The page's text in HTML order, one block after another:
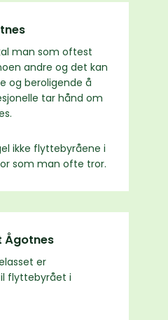
man som oftest
andre og det kan
og beroligende å
tar hånd om
ikke flyttebyråene i
som man ofte tror.
Ågotnes
er
flyttebyrået i